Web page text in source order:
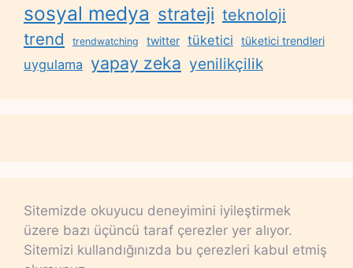
sosyal medya strateji teknoloji
trend trendwatching twitter tüketici tüketici trendleri
uygulama yapay zeka yenilikçilik
Sitemizde okuyucu deneyimini iyileştirmek
üzere bazı üçüncü taraf çerezler yer alıyor.
Sitemizi kullandığınızda bu çerezleri kabul etmiş